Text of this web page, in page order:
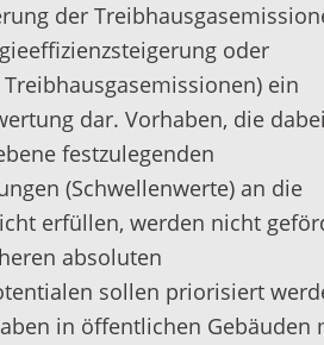
der
oder
ein
dar. Vorhaben, die
festzulegenden
(Schwellenwerte) an die
erfüllen, werden nicht
absoluten
sollen priorisiert
in öffentlichen Gebäuden